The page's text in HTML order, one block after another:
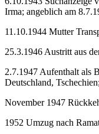
Irma; angeblich am
11.10.1944 Mutter
25.3.1946 Austritt aus
2.7.1947 Aufenthalt als
Deutschland, Tschechien;
November 1947
1952 Umzug nach